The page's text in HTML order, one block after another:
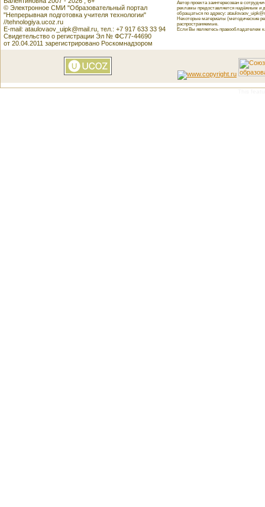
© Электронное СМИ "Образовательный портал
"Непрерывная подготовка учителя технологии"
//tehnologiya.ucoz.ru
E-mail: ataulovaov_uipk@mail.ru, тел.: +7 917 633 33 94
Свидетельство о регистрации Эл № ФС77-44690
от 20.04.2011 зарегистрировано Роскомнадзором
Автор проекта заинтересован в
рекламы предоставляется надёжным и
обращаться по адресу:
Некоторые материалы (методические
распространяемые.
Если Вы являетесь правообладателем